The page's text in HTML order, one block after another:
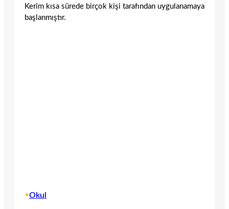
Kerim kısa sürede birçok kişi tarafından uygulanamaya
başlanmıştır.
•Okul